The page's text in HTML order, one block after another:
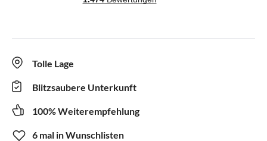
Tolle Lage
Blitzsaubere Unterkunft
100% Weiterempfehlung
6 mal in Wunschlisten